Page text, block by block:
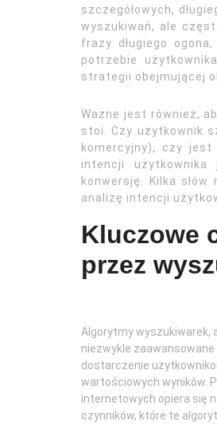
szczegółowych,
wyszukiwań, ale
frazy długiego
potrzebie
strategii obejmującej
Ważne jest również,
stoi. Czy użytkownik
komercyjny), czy
intencji
konwersję. Kilka
analizę intencji
Kluczowe
przez
Algorytmy wyszukiwarek,
niezwykle
dostarczenie
wartościowych wyników.
internetowych opiera się
czynników, które te